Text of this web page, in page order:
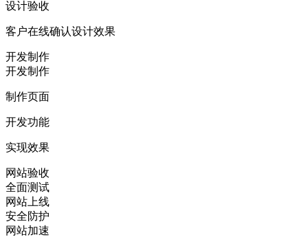
设计验收
客户在线确认设计效果
开发制作
开发制作
制作页面
开发功能
实现效果
网站验收
全面测试
网站上线
安全防护
网站加速